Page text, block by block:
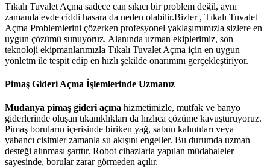
Tıkalı Tuvalet Açma sadece can sıkıcı bir problem değil, aynı
zamanda evde ciddi hasara da neden olabilir.Bizler , Tıkalı Tuvalet
Açma Problemlerini çözerken profesyonel yaklaşımımızla sizlere en
uygun çözümü sunuyoruz. Alanında uzman ekiplerimiz, son
teknoloji ekipmanlarımızla Tıkalı Tuvalet Açma için en uygun
yönletm ile tespit edip en hızlı şekilde onarımını gerçekleştiriyor.
Pimaş Gideri Açma İşlemlerinde Uzmanız
Mudanya pimaş gideri açma hizmetimizle, mutfak ve banyo
giderlerinde oluşan tıkanıklıkları da hızlıca çözüme kavuşturuyoruz.
Pimaş boruların içerisinde biriken yağ, sabun kalıntıları veya
yabancı cisimler zamanla su akışını engeller. Bu durumda uzman
desteği alınması şarttır. Robot cihazlarla yapılan müdahaleler
sayesinde, borular zarar görmeden açılır.